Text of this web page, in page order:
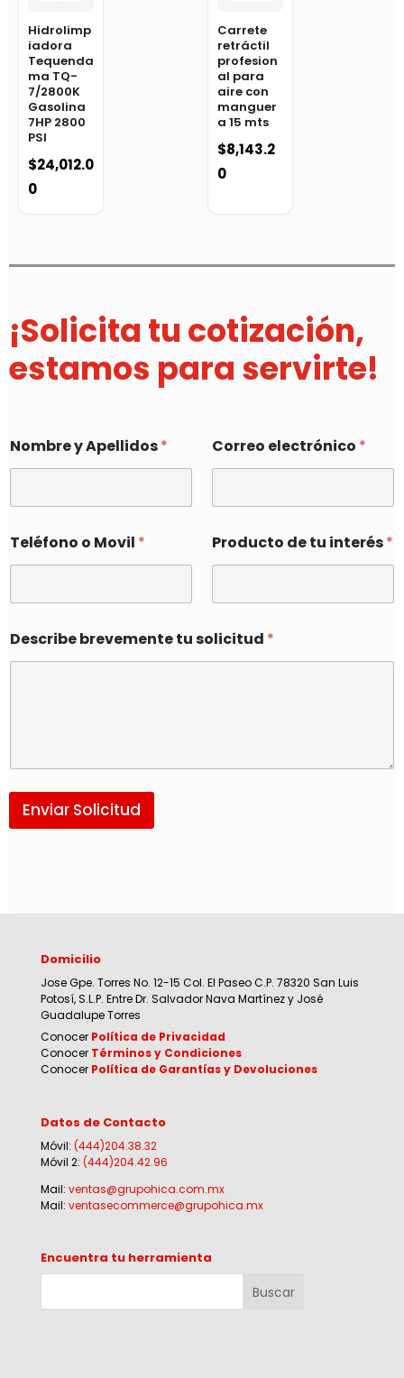
Hidrolimp
iadora
Tequenda
ma TQ-
7/2800K
Gasolina
7HP 2800
PSI
$24,012.0
0
Carrete
retráctil
profesion
al para
aire con
manguer
a 15 mts
$8,143.2
0
¡Solicita tu cotización,
estamos para servirte!
Nombre y Apellidos* Correo electrónico *
Teléfono o Movil * Producto de tu interés*
Describe brevemente tu solicitud *
Enviar Solicitud
Domicilio
Jose Gpe. Torres No. 12-15 Col. El Paseo C.P. 78320 San Luis
Potosí, S.L.P. Entre Dr. Salvador Nava Martínez y José
Guadalupe Torres
Conocer Política de Privacidad
Conocer Términos y Condiciones
Conocer Política de Garantías y Devoluciones
Datos de Contacto
Móvil: (444)204.38.32
Móvil 2: (444)204.42.96
Mail: ventas@grupohica.com.mx
Mail: ventasecommerce@grupohica.mx
Encuentra tu herramienta